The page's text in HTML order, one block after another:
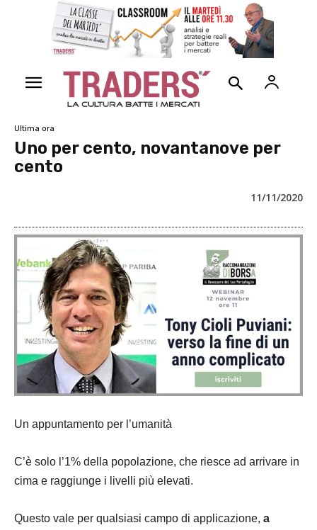
Ultima ora
Uno per cento, novantanove per
cento
11/11/2020
Un appuntamento per l’umanità
C’è solo l’1% della popolazione, che riesce ad arrivare in
cima e raggiunge i livelli più elevati.
Questo vale per qualsiasi campo di applicazione, a